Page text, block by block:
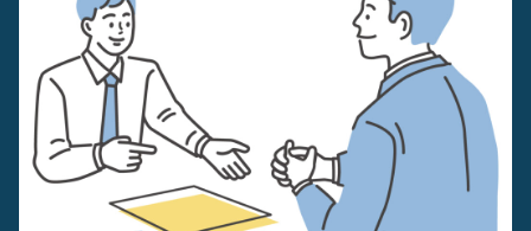
DX支援記事
お役立ち動画
English Site